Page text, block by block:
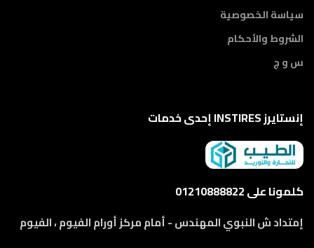
سياسة الخصوصية
الشروط والأحكام
س و ج
إنستايرز INSTIRES إحدى خدمات
كلمونا على 01210888822
إمتداد ش النبوي المهندس - أمام مركز أورام الفيوم ، الفيوم